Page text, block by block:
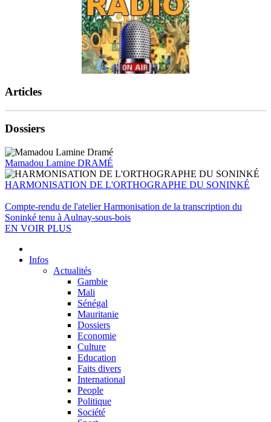
Articles
Dossiers
Mamadou Lamine DRAMÉ
HARMONISATION DE L'ORTHOGRAPHE DU SONINKÉ
Compte-rendu de l'atelier Harmonisation de la transcription du
Soninké tenu à Aulnay-sous-bois
EN VOIR PLUS
Infos
Actualités
Gambie
Mali
Sénégal
Mauritanie
Dossiers
Economie
Culture
Education
Faits divers
International
People
Politique
Société